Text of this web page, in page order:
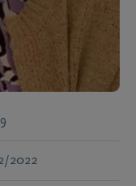
2022